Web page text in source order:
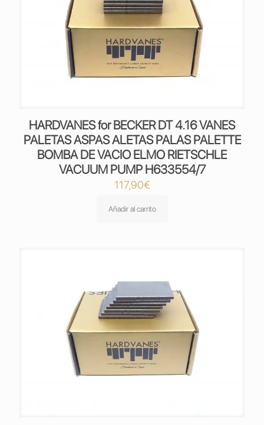
HARDVANES for BECKER DT 4.16 VANES
PALETAS ASPAS ALETAS PALAS PALETTE
BOMBA DE VACIO ELMO RIETSCHLE
VACUUM PUMP H633554/7
117,90€
Añadir al carrito